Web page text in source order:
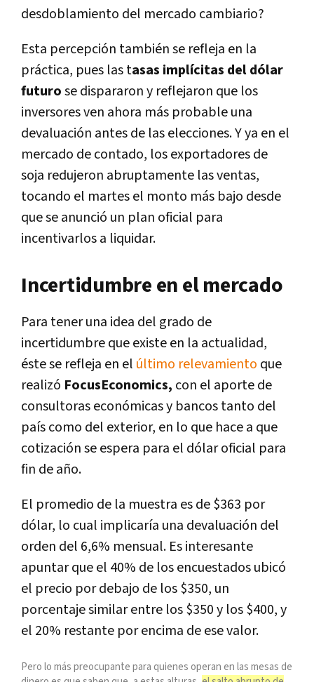
desdoblamiento del mercado cambiario?
Esta percepción también se refleja en la
práctica, pues las tasas implícitas del dólar
futurose dispararon y reflejaron que los
inversores ven ahora más probable una
devaluación antes de las elecciones. Y ya en el
mercado de contado, los exportadores de
soja redujeron abruptamente las ventas,
tocando el martes el monto más bajo desde
que se anunció un plan oficial para
incentivarlos a liquidar.
Incertidumbre en el mercado
Para tener una idea del grado de
incertidumbre que existe en la actualidad,
éste se refleja en el último relevamiento que
realizó FocusEconomics, con el aporte de
consultoras económicas y bancos tanto del
país como del exterior, en lo que hace a que
cotización se espera para el dólar oficial para
fin de año.
El promedio de la muestra es de $363 por
dólar, lo cual implicaría una devaluación del
orden del 6,6% mensual. Es interesante
apuntar que el 40% de los encuestados ubicó
el precio por debajo de los $350, un
porcentaje similar entre los $350 y los $400, y
el 20% restante por encima de ese valor.
Pero lo más preocupante para quienes operan en las mesas de